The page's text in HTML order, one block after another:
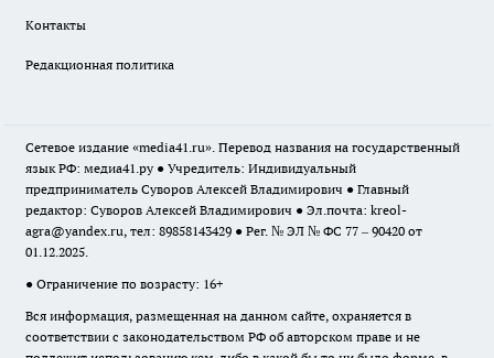
Контакты
Редакционная политика
Сетевое издание «media41.ru». Перевод названия на государственный
язык РФ: медиа41.ру ● Учредитель: Индивидуальный
предприниматель Суворов Алексей Владимирович ● Главный
редактор: Суворов Алексей Владимирович ● Эл.почта: kreol-
agra@yandex.ru, тел: 89858143429 ● Рег. № ЭЛ № ФС 77 – 90420 от
01.12.2025.
● Ограничение по возрасту: 16+
Вся информация, размещенная на данном сайте, охраняется в
соответствии с законодательством РФ об авторском праве и не